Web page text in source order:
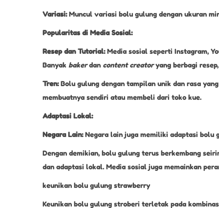
Variasi:Muncul variasi bolu gulung dengan ukuran
Popularitas di Media Sosial:
Resep dan Tutorial:Media sosial seperti Instagram,
Banyak bakerdan content creatoryang berbagi
Tren:Bolu gulung dengan tampilan unik dan rasa
membuatnya sendiri atau membeli dari toko kue.
Adaptasi Lokal:
Negara Lain:Negara lain juga memiliki adaptasi bolu
Dengan demikian, bolu gulung terus berkembang
dan adaptasi lokal. Media sosial juga memainkan
keunikan bolu gulung strawberry
Keunikan bolu gulung stroberi terletak pada